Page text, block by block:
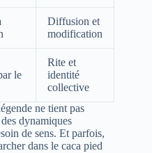
Diffusion et
modification
le
Rite et
identité
collective
ne tient pas
dynamiques
de sens. Et parfois,
dans le caca pied